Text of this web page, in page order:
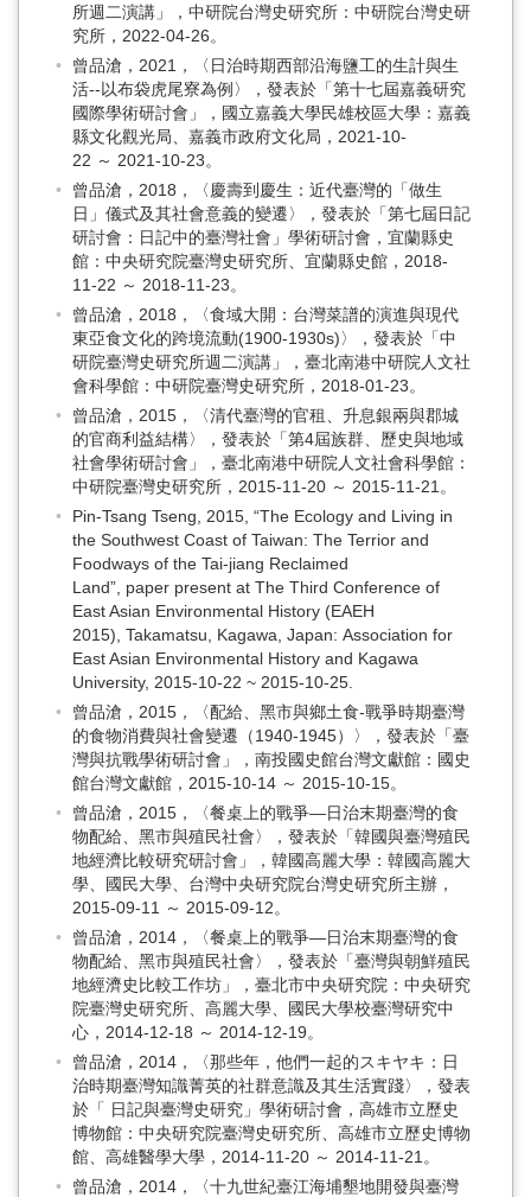
所週二演講」，中研院台灣史研究所：中研院台灣史研
究所，2022-04-26。
曾品滄，2021，〈日治時期西部沿海鹽工的生計與生
活--以布袋虎尾寮為例〉，發表於「第十七屆嘉義研究
國際學術研討會」，國立嘉義大學民雄校區大學：嘉義
縣文化觀光局、嘉義市政府文化局，2021-10-
22 ～ 2021-10-23。
曾品滄，2018，〈慶壽到慶生：近代臺灣的「做生
日」儀式及其社會意義的變遷〉，發表於「第七屆日記
研討會：日記中的臺灣社會」學術研討會，宜蘭縣史
館：中央研究院臺灣史研究所、宜蘭縣史館，2018-
11-22 ～ 2018-11-23。
曾品滄，2018，〈食域大開：台灣菜譜的演進與現代
東亞食文化的跨境流動(1900-1930s)〉，發表於「中
研院臺灣史研究所週二演講」，臺北南港中研院人文社
會科學館：中研院臺灣史研究所，2018-01-23。
曾品滄，2015，〈清代臺灣的官租、升息銀兩與郡城
的官商利益結構〉，發表於「第4屆族群、歷史與地域
社會學術研討會」，臺北南港中研院人文社會科學館：
中研院臺灣史研究所，2015-11-20 ～ 2015-11-21。
Pin-Tsang Tseng, 2015, “The Ecology and Living in
the Southwest Coast of Taiwan: The Terrior and
Foodways of the Tai-jiang Reclaimed
Land”, paper present at The Third Conference of
East Asian Environmental History (EAEH
2015), Takamatsu, Kagawa, Japan: Association for
East Asian Environmental History and Kagawa
University, 2015-10-22 ~ 2015-10-25.
曾品滄，2015，〈配給、黑市與鄉土食-戰爭時期臺灣
的食物消費與社會變遷（1940-1945）〉，發表於「臺
灣與抗戰學術研討會」，南投國史館台灣文獻館：國史
館台灣文獻館，2015-10-14 ～ 2015-10-15。
曾品滄，2015，〈餐桌上的戰爭—日治末期臺灣的食
物配給、黑市與殖民社會〉，發表於「韓國與臺灣殖民
地經濟比較研究研討會」，韓國高麗大學：韓國高麗大
學、國民大學、台灣中央研究院台灣史研究所主辦，
2015-09-11 ～ 2015-09-12。
曾品滄，2014，〈餐桌上的戰爭—日治末期臺灣的食
物配給、黑市與殖民社會〉，發表於「臺灣與朝鮮殖民
地經濟史比較工作坊」，臺北市中央研究院：中央研究
院臺灣史研究所、高麗大學、國民大學校臺灣研究中
心，2014-12-18 ～ 2014-12-19。
曾品滄，2014，〈那些年，他們一起的スキヤキ：日
治時期臺灣知識菁英的社群意識及其生活實踐〉，發表
於「 日記與臺灣史研究」學術研討會，高雄市立歷史
博物館：中央研究院臺灣史研究所、高雄市立歷史博物
館、高雄醫學大學，2014-11-20 ～ 2014-11-21。
曾品滄，2014，〈十九世紀臺江海埔墾地開發與臺灣